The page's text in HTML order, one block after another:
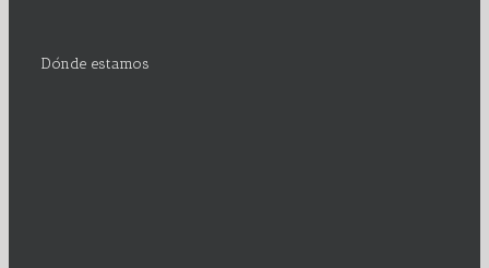
Dónde estamos